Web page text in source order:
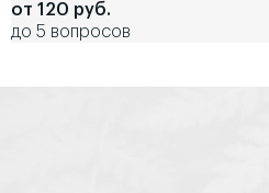
от 120 руб.
до 5 вопросов